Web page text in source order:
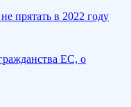
прятать в 2022 году
ЕС, о